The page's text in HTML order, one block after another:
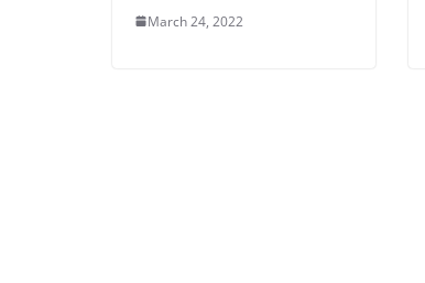
March 24, 2022